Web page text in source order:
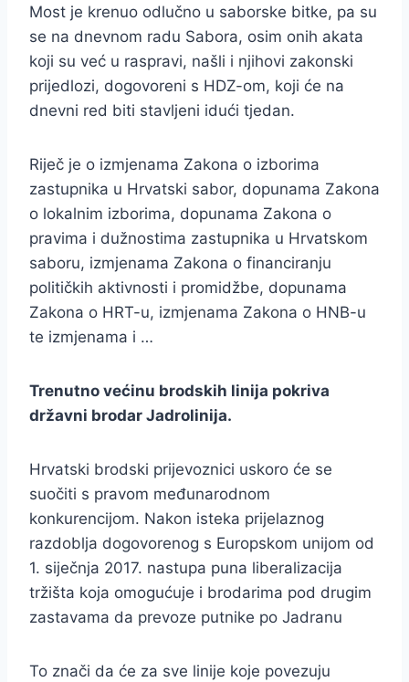
Most je krenuo odlučno u saborske bitke, pa su
se na dnevnom radu Sabora, osim onih akata
koji su već u raspravi, našli i njihovi zakonski
prijedlozi, dogovoreni s HDZ-om, koji će na
dnevni red biti stavljeni idući tjedan.
Riječ je o izmjenama Zakona o izborima
zastupnika u Hrvatski sabor, dopunama Zakona
o lokalnim izborima, dopunama Zakona o
pravima i dužnostima zastupnika u Hrvatskom
saboru, izmjenama Zakona o financiranju
političkih aktivnosti i promidžbe, dopunama
Zakona o HRT-u, izmjenama Zakona o HNB-u
te izmjenama i …
Trenutno većinu brodskih linija pokriva
državni brodar Jadrolinija.
Hrvatski brodski prijevoznici uskoro će se
suočiti s pravom međunarodnom
konkurencijom. Nakon isteka prijelaznog
razdoblja dogovorenog s Europskom unijom od
1. siječnja 2017. nastupa puna liberalizacija
tržišta koja omogućuje i brodarima pod drugim
zastavama da prevoze putnike po Jadranu
To znači da će za sve linije koje povezuju